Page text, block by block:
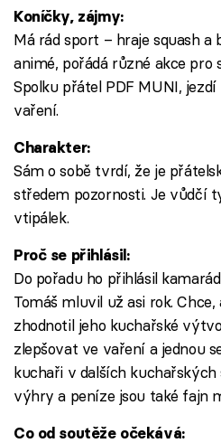
Koníčky, zájmy:
Má rád sport – hraje squash a
animé, pořádá různé akce
Spolku přátel PDF MUNI,
vaření.
Charakter:
Sám o sobě tvrdí, že je
středem pozornosti. Je vůdčí
vtipálek.
Proč se přihlásil:
Do pořadu ho přihlásil
Tomáš mluvil už asi rok.
zhodnotil jeho kuchařské
zlepšovat ve vaření a jednou
kuchaři v dalších
výhry a peníze jsou také fajn
Co od soutěže očekává: